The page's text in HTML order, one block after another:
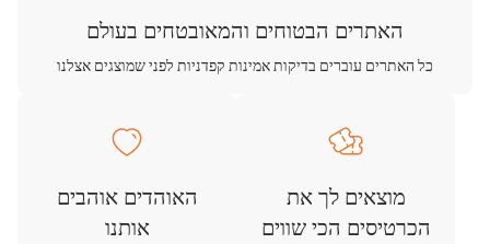
האתרים הבטוחים והמאובטחים בעולם
כל האתרים עוברים בדיקות אמינות קפדניות לפני שמוצגים אצלנו
מוצאים לך את
הכרטיסים הכי שווים
האוהדים אוהבים
אותנו